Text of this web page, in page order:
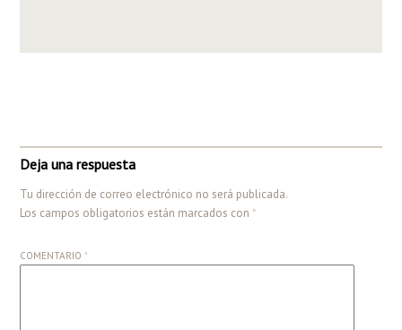
Deja una respuesta
Tu dirección de correo electrónico no será publicada.
Los campos obligatorios están marcados con*
COMENTARIO*